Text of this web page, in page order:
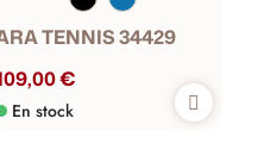
TENNIS 34429
€
En stock